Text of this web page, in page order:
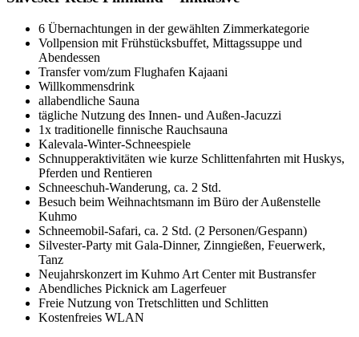
6 Übernachtungen in der gewählten Zimmerkategorie
Vollpension mit Frühstücksbuffet, Mittagssuppe und
Abendessen
Transfer vom/zum Flughafen Kajaani
Willkommensdrink
allabendliche Sauna
tägliche Nutzung des Innen- und Außen-Jacuzzi
1x traditionelle finnische Rauchsauna
Kalevala-Winter-Schneespiele
Schnupperaktivitäten wie kurze Schlittenfahrten mit Huskys,
Pferden und Rentieren
Schneeschuh-Wanderung, ca. 2 Std.
Besuch beim Weihnachtsmann im Büro der Außenstelle
Kuhmo
Schneemobil-Safari, ca. 2 Std. (2 Personen/Gespann)
Silvester-Party mit Gala-Dinner, Zinngießen, Feuerwerk,
Tanz
Neujahrskonzert im Kuhmo Art Center mit Bustransfer
Abendliches Picknick am Lagerfeuer
Freie Nutzung von Tretschlitten und Schlitten
Kostenfreies WLAN